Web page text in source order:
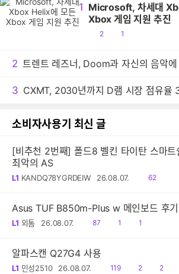
1 Microsoft, 차세대
Xbox 게임 지원 추진
공
2
댓1
2
3
소비자사용기 최신 글
[비추천 2번째] 폴드8 벨킨 타이탄 스마트
최악의 AS
L1 KANDQ78YGRDEIW 26.08.07.
읽
62
Asus TUF B850m-Plus w 메인보드 후기
L1 외톰 26.08.07.
읽
87
공1
댓1
알파스캔 Q27G4 사용
L1 민성2510 26.08.07.
읽
119
공
2
댓
2